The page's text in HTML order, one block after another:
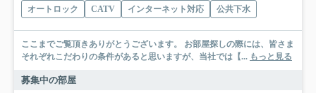
オートロック CATV インターネット対応 公共下水
ここまでご覧頂きありがとうございます。 お部屋探しの際には、皆さま
それぞれこだわりの条件があると思いますが、当社では【... もっと見る
募集中の部屋